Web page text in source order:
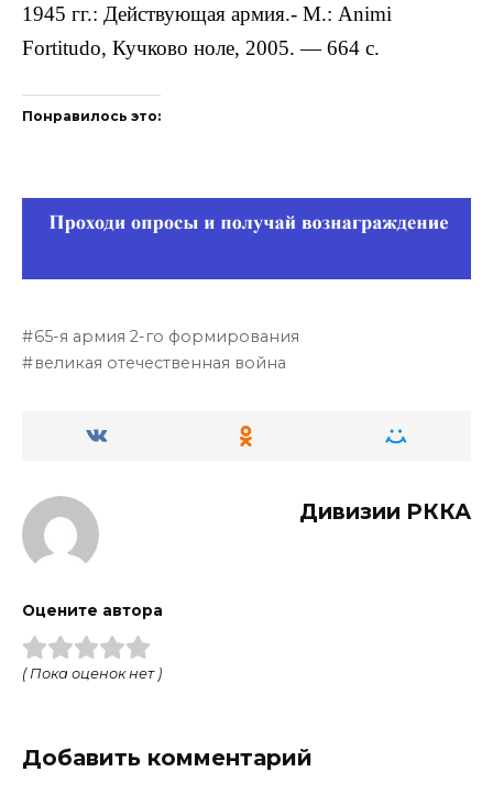
1945 гг.: Действующая армия.- М.: Animi
Fortitudo, Кучково ноле, 2005. — 664 с.
Понравилось это:
65-я армия 2-го формирования
великая отечественная война
Дивизии РККА
Оцените автора
( Пока оценок нет )
Добавить комментарий